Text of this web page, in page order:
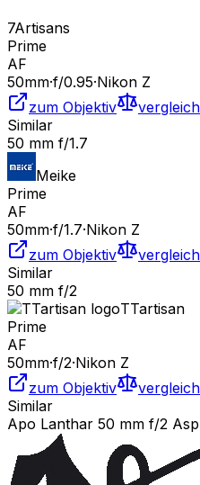
7Artisans
Prime
AF
50mm·f/0.95·Nikon Z
zum Objektiv
Similar
50 mm f/1.7
Meike
Prime
AF
50mm·f/1.7·Nikon Z
zum Objektiv
Similar
50 mm f/2
TTartisan
Prime
AF
50mm·f/2·Nikon Z
zum Objektiv
Similar
Apo Lanthar 50 mm f/2